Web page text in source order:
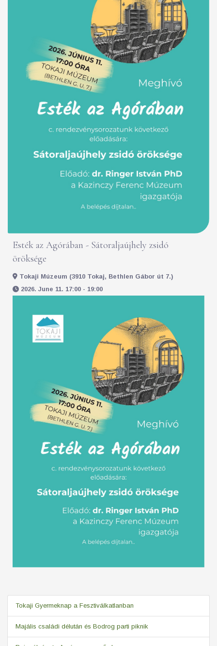
Esték az Agórában - Sátoraljaújhely zsidó
öröksége
Tokaji Múzeum (3910 Tokaj, Bethlen Gábor út 7.)
2026. June 11. 17:00 - 19:00
Tokaji Gyermeknap a Fesztiválkatlanban
Majális családi délután és Bodrog parti piknik